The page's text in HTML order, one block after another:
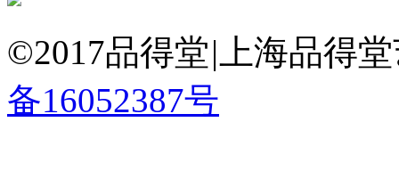
©2017品得堂| 上海品得
备16052387号